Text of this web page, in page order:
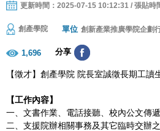
更新時間：2025-07-15 10:12:31 / 張貼
創產學院 單位 創新產業推廣學院企劃
1,696 分享
【徵才】創產學院 院長室誠徵長期工讀
【工作內容】
一、文書作業、電話接聽、校內公文傳
二、支援院辦相關事務及其它臨時交辦之